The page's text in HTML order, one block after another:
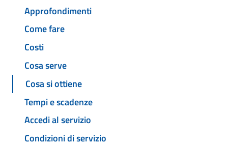
Approfondimenti
Come fare
Costi
Cosa serve
Cosa si ottiene
Tempi e scadenze
Accedi al servizio
Condizioni di servizio